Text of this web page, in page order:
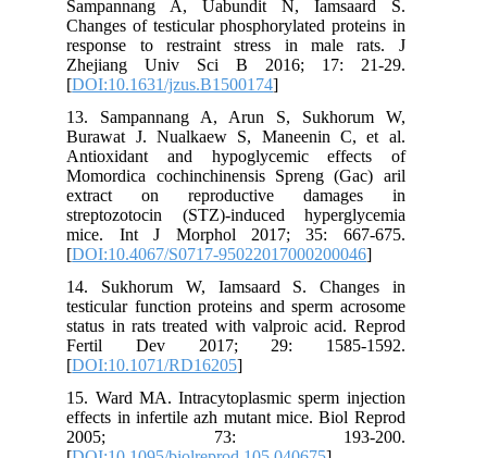
Sampannang A, Uabundit N, Iamsaard S.
Changes of testicular phosphorylated proteins in
response to restraint stress in male rats. J
Zhejiang Univ Sci B 2016; 17: 21-29.
[DOI:10.1631/jzus.B1500174
13. Sampannang A, Arun S, Sukhorum W,
Burawat J. Nualkaew S, Maneenin C, et al.
Antioxidant and hypoglycemic effects of
Momordica cochinchinensis Spreng (Gac) aril
extract on reproductive damages in
streptozotocin (STZ)-induced hyperglycemia
mice. Int J Morphol 2017; 35: 667-675.
[DOI:10.4067/S0717-95022017000200046
14. Sukhorum W, Iamsaard S. Changes in
testicular function proteins and sperm acrosome
status in rats treated with valproic acid. Reprod
Fertil Dev 2017; 29: 1585-1592.
[DOI:10.1071/RD16205
15. Ward MA. Intracytoplasmic sperm injection
effects in infertile azh mutant mice. Biol Reprod
2005; 73: 193-200.